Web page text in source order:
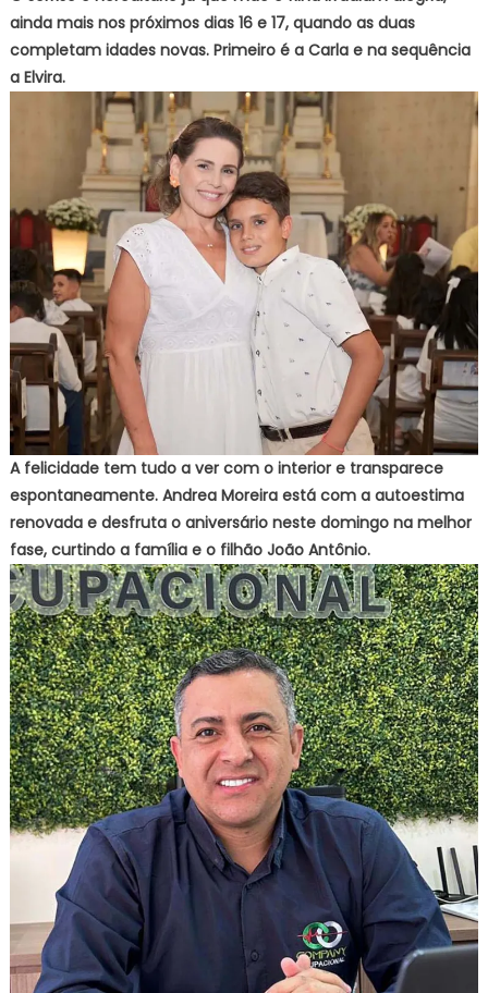
ainda mais nos próximos dias 16 e 17, quando as duas
completam idades novas. Primeiro é a Carla e na sequência
a Elvira.
A felicidade tem tudo a ver com o interior e transparece
espontaneamente. Andrea Moreira está com a autoestima
renovada e desfruta o aniversário neste domingo na melhor
fase, curtindo a família e o filhão João Antônio.